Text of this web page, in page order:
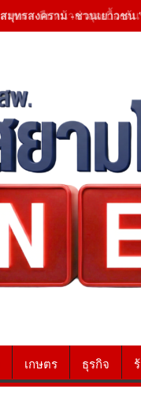
สงขลา-คืบหน้าล่าสุดเบื้องต้น
เกษตร ธุรกิจ